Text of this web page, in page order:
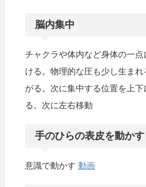
脳内集中
チャクラや体内など身体の一
ける。物理的な圧も少し生まれ
がる。次に集中する位置を上下
る。次に左右移動
手のひらの表皮を動かす
意識で動かす 動画